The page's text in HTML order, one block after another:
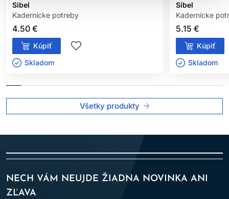
Sibel
Kadernícke potreby
4.50 €
Kúpiť
Skladom ㅤ
Sibel
Kadernícke
5.15 €
Kúpiť
Skladom ㅤ
Všetky produkty
NECH VÁM NEUJDE ŽIADNA NOVINKA ANI
ZĽAVA